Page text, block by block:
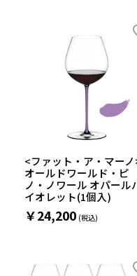
<ファット・ア・マーノ
オールドワールド・ピ
ノ・ノワール オパール
イオレット(1個入)
￥24,200